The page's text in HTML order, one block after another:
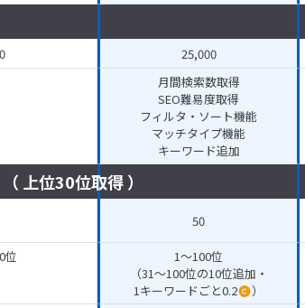
25,000
月間検索数取得
SEO難易度取得
フィルタ・ソート機能
マッチタイプ機能
キーワード追加
上位30位取得 ）
50
位
1～100位
（31～100位の10位追加・
1キーワードごと0.2
）